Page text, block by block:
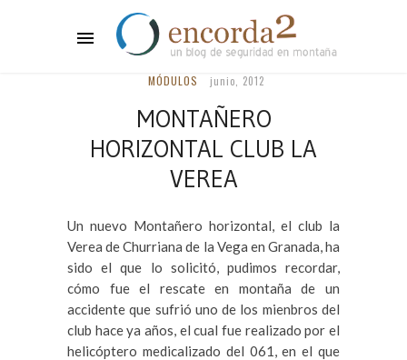
MÓDULOS junio, 2012
MONTAÑERO
HORIZONTAL CLUB LA
VEREA
Un nuevo Montañero horizontal, el club la
Verea de Churriana de la Vega en Granada, ha
sido el que lo solicitó, pudimos recordar,
cómo fue el rescate en montaña de un
accidente que sufrió uno de los mienbros del
club hace ya años, el cual fue realizado por el
helicóptero medicalizado del 061, en el que